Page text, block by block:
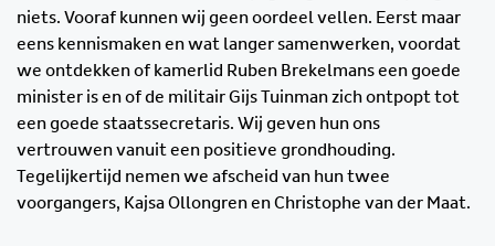
niets. Vooraf kunnen wij geen oordeel vellen. Eerst maar
eens kennismaken en wat langer samenwerken, voordat
we ontdekken of kamerlid Ruben Brekelmans een goede
minister is en of de militair Gijs Tuinman zich ontpopt tot
een goede staatssecretaris. Wij geven hun ons
vertrouwen vanuit een positieve grondhouding.
Tegelijkertijd nemen we afscheid van hun twee
voorgangers, Kajsa Ollongren en Christophe van der Maat.